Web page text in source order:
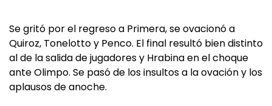
Se gritó por el regreso a Primera, se ovacionó a
Quiroz, Tonelotto y Penco. El final resultó bien distinto
al de la salida de jugadores y Hrabina en el choque
ante Olimpo. Se pasó de los insultos a la ovación y los
aplausos de anoche.